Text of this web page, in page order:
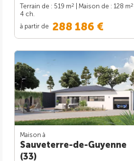
Terrain de : 519 m2 | Maison de : 128 m2
4 ch.
à partir de 288 186 €
Maison à
Sauveterre-de-Guyenne
(33)